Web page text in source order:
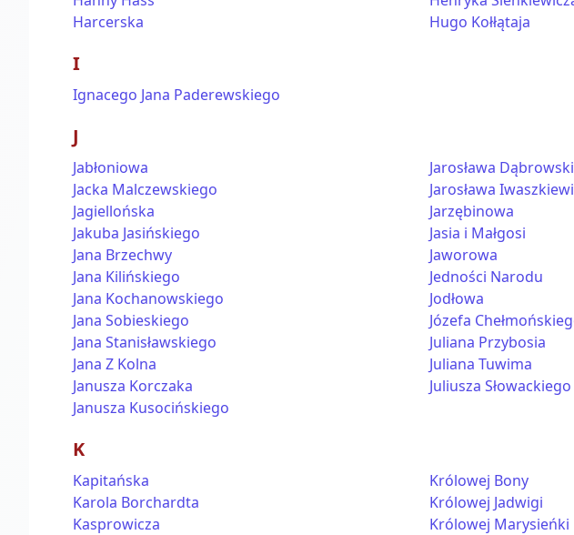
Harcerska
Hugo Kołłątaja
I
Ignacego Jana Paderewskiego
J
Jabłoniowa
Jacka Malczewskiego
Jagiellońska
Jakuba Jasińskiego
Jana Brzechwy
Jana Kilińskiego
Jana Kochanowskiego
Jana Sobieskiego
Jana Stanisławskiego
Jana Z Kolna
Janusza Korczaka
Janusza Kusocińskiego
Jarosława
Jarosława
Jarzębinowa
Jasia i Małgosi
Jaworowa
Jedności Narodu
Jodłowa
Józefa
Juliana Przybosia
Juliana Tuwima
Juliusza Słowackiego
K
Kapitańska
Karola Borchardta
Kasprowicza
Królowej Bony
Królowej Jadwigi
Królowej Marysieńki